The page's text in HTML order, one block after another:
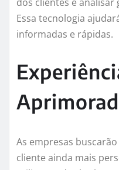
Essa tecnologia
informadas e rápidas.
As empresas
cliente ainda mais